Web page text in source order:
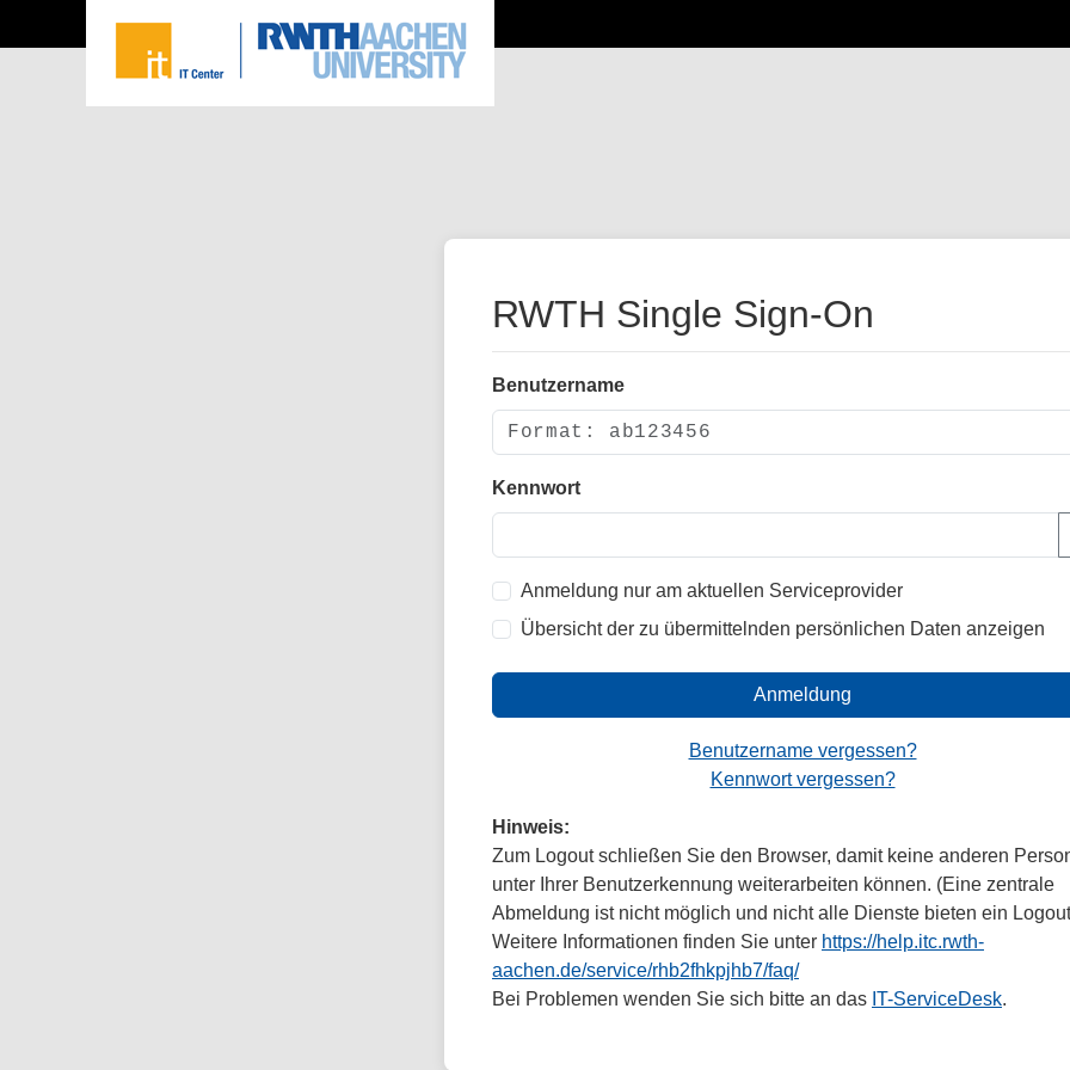
RWTH Single Sign-On
Benutzername
Kennwort
Anmeldung nur am aktuellen Serviceprovider
Übersicht der zu übermittelnden persönlichen Daten anzeigen
Anmeldung
Benutzername vergessen?
Kennwort vergessen?
Hinweis:
Zum Logout schließen Sie den Browser, damit keine anderen
unter Ihrer Benutzerkennung weiterarbeiten können. (Eine zentrale
Abmeldung ist nicht möglich und nicht alle Dienste bieten ein
Weitere Informationen finden Sie unter https://help.itc.rwth-
aachen.de/service/rhb2fhkpjhb7/faq/
Bei Problemen wenden Sie sich bitte an das IT-ServiceDesk.